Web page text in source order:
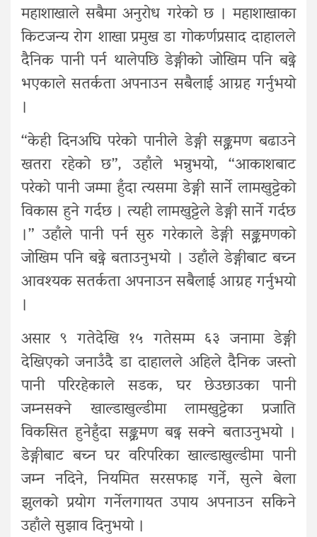
महाशाखाले सबैमा अनुरोध गरेको छ । महाशाखाका
किटजन्य रोग शाखा प्रमुख डा गोकर्णप्रसाद दाहालले
दैनिक पानी पर्न थालेपछि डेङ्गीको जोखिम पनि बढ्ने
भएकाले सतर्कता अपनाउन सबैलाई आग्रह गर्नुभयो
।
“केही दिनअघि परेको पानीले डेङ्गी सङ्क्रमण बढाउने
खतरा रहेको छ”, उहाँले भन्नुभयो, “आकाशबाट
परेको पानी जम्मा हुँदा त्यसमा डेङ्गी सार्ने लामखुट्टेको
विकास हुने गर्दछ । त्यही लामखुट्टेले डेङ्गी सार्ने गर्दछ
।” उहाँले पानी पर्न सुरु गरेकाले डेङ्गी सङ्क्रमणको
जोखिम पनि बढ्ने बताउनुभयो । उहाँले डेङ्गीबाट बच्न
आवश्यक सतर्कता अपनाउन सबैलाई आग्रह गर्नुभयो
।
असार ९ गतेदेखि १५ गतेसम्म ६३ जनामा डेङ्गी
देखिएको जनाउँदै डा दाहालले अहिले दैनिक जस्तो
पानी परिरहेकाले सडक, घर छेउछाउका पानी
जम्नसक्ने खाल्डाखुल्डीमा लामखुट्टेका प्रजाति
विकसित हुनेहुँदा सङ्क्रमण बढ्न सक्ने बताउनुभयो ।
डेङ्गीबाट बच्न घर वरिपरिका खाल्डाखुल्डीमा पानी
जम्न नदिने, नियमित सरसफाइ गर्ने, सुत्ने बेला
झुलको प्रयोग गर्नेलगायत उपाय अपनाउन सकिने
उहाँले सुझाव दिनुभयो ।